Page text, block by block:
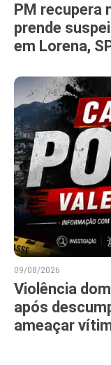
PM recupera
prende
em Lorena,
09/08/2026
Violência
após
ameaçar